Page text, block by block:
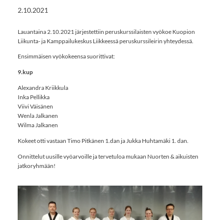
2.10.2021
Lauantaina 2.10.2021 järjestettiin peruskurssilaisten vyökoe Kuopion
Liikunta- ja Kamppailukeskus Liikkeessä peruskurssileirin yhteydessä.
Ensimmäisen vyökokeensa suorittivat:
9.kup
Alexandra Kriikkula
Inka Pellikka
Viivi Väisänen
Wenla Jalkanen
Wilma Jalkanen
Kokeet otti vastaan Timo Pitkänen 1.dan ja Jukka Huhtamäki 1. dan.
Onnittelut uusille vyöarvoille ja tervetuloa mukaan Nuorten & aikuisten
jatkoryhmään!